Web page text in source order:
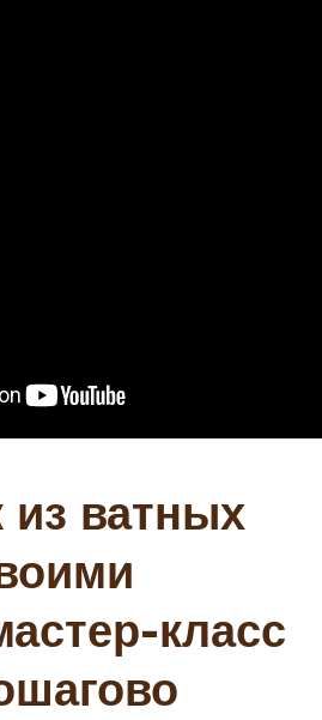
из ватных
класс